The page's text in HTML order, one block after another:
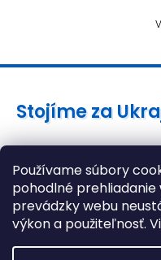
Používame súbory
pohodlné
prevádzky webu
výkon a použiteľnosť.
Stojíme za
Ako a čím